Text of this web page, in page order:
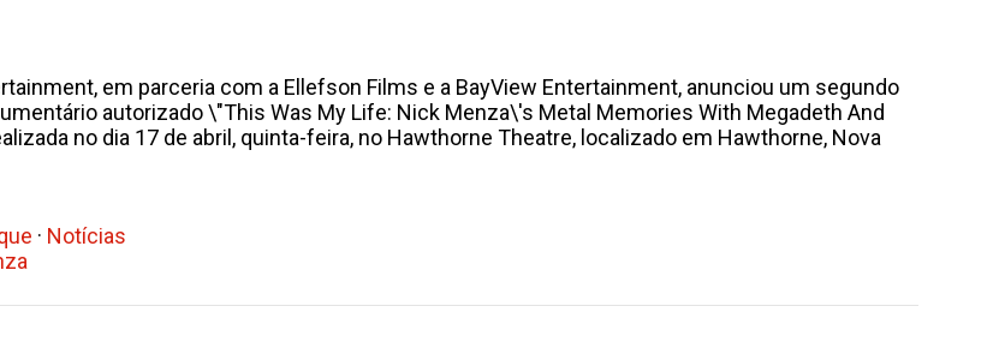
em parceria com a Ellefson Films e a BayView Entertainment, anunciou um segundo
autorizado \"This Was My Life: Nick Menza\'s Metal Memories With Megadeth And
no dia 17 de abril, quinta-feira, no Hawthorne Theatre, localizado em Hawthorne, Nova
· Notícias